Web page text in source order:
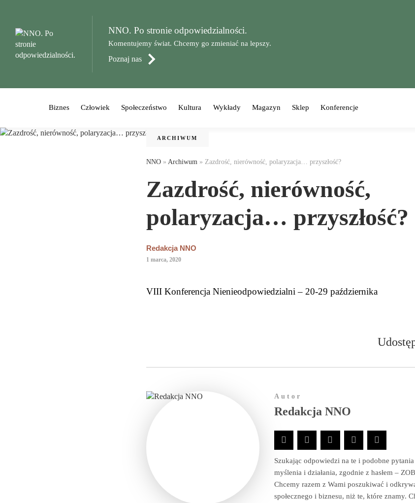
NNO. Po stronie odpowiedzialności.
Komentujemy świat. Chcemy go zmieniać na lepszy.
Poznaj nas
Biznes Człowiek Społeczeństwo Kultura Wykłady Magazyn Sklep Konferencje
ARCHIWUM
NNO » Archiwum » Zazdrość, nierówność, polaryzacja… przyszłość?
Zazdrość, nierówność,
polaryzacja… przyszłość?
Redakcja NNO
1 marca, 2020
VIII Konferencja Nienieodpowiedzialni – 20-29 października
Autor
Redakcja NNO
Szukając odpowiedzi na te i podobne
myślenia i działania, zgodnie z hasłem –
Chcemy razem z Wami poszukiwać i
społecznego i biznesu, niż te, które znamy.